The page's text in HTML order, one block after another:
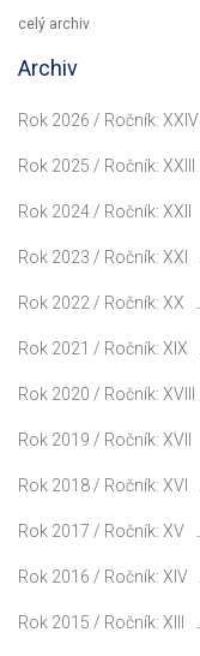
celý archiv
Archiv
Rok 2026 / Ročník: XXIV
Rok 2025 / Ročník: XXIII
Rok 2024 / Ročník: XXII
Rok 2023 / Ročník: XXI
Rok 2022 / Ročník: XX
Rok 2021 / Ročník: XIX
Rok 2020 / Ročník: XVIII
Rok 2019 / Ročník: XVII
Rok 2018 / Ročník: XVI
Rok 2017 / Ročník: XV
Rok 2016 / Ročník: XIV
Rok 2015 / Ročník: XIII